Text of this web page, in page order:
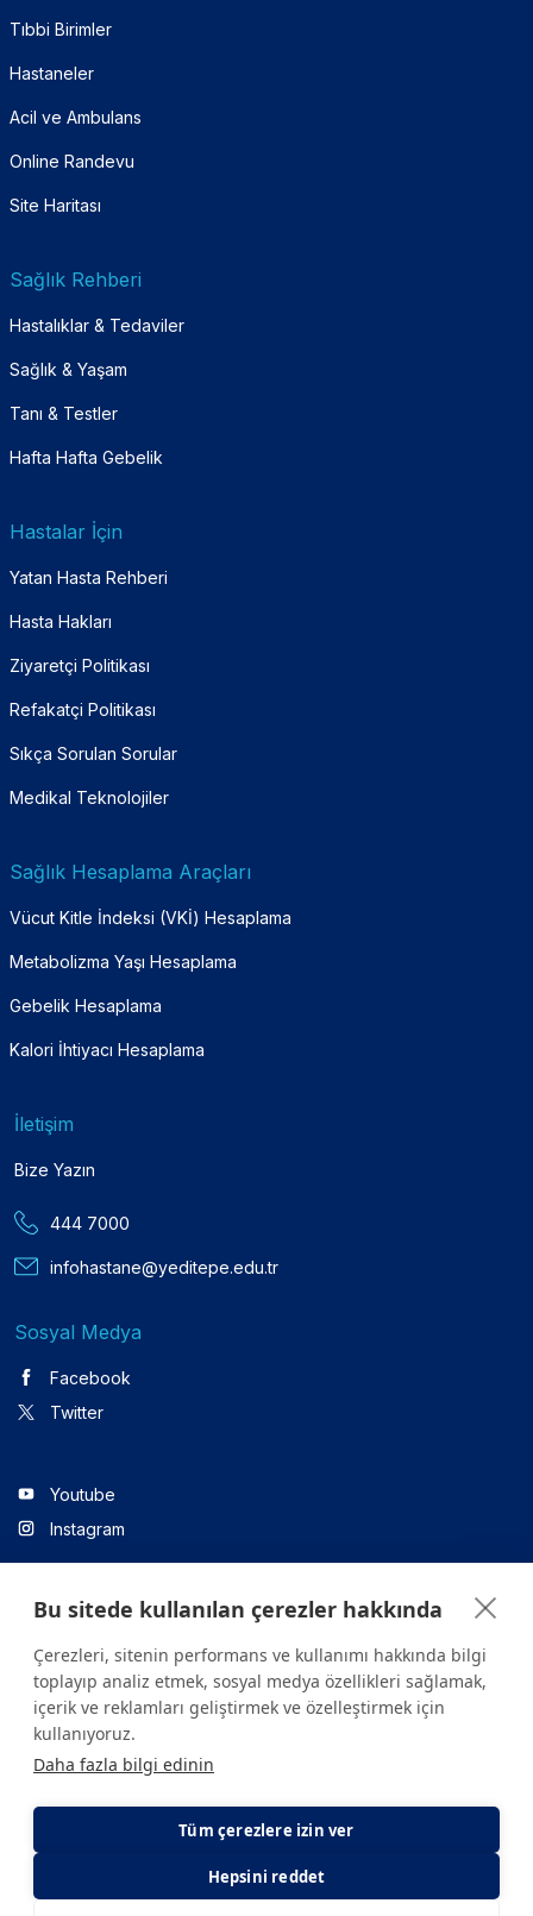
Tıbbi Birimler
Hastaneler
Acil ve Ambulans
Online Randevu
Site Haritası
Sağlık Rehberi
Hastalıklar & Tedaviler
Sağlık & Yaşam
Tanı & Testler
Hafta Hafta Gebelik
Hastalar İçin
Yatan Hasta Rehberi
Hasta Hakları
Ziyaretçi Politikası
Refakatçi Politikası
Sıkça Sorulan Sorular
Medikal Teknolojiler
Sağlık Hesaplama Araçları
Vücut Kitle İndeksi (VKİ) Hesaplama
Metabolizma Yaşı Hesaplama
Gebelik Hesaplama
Kalori İhtiyacı Hesaplama
İletişim
Bize Yazın
444 7000
infohastane@yeditepe.edu.tr
Sosyal Medya
Facebook
Twitter
Youtube
Instagram
Linkedin
Sitede yer alan tüm içerikler yalnızca bilgilendirme amaçlıdır.
Sağlığınızla ilgili sorularınız için mutlaka doktoruza ya da bir sağlık
kuruluşuna başvurunuz.
Gizlilik ve Çerez Politikası KVKK Aydınlatma Metni
Bu sitede kullanılan çerezler hakkında
Çerezleri, sitenin performans ve kullanımı hakkında bilgi
toplayıp analiz etmek, sosyal medya özellikleri sağlamak,
içerik ve reklamları geliştirmek ve özelleştirmek için
kullanıyoruz.
Daha fazla bilgi edinin
Tüm çerezlere izin ver
Hepsini reddet